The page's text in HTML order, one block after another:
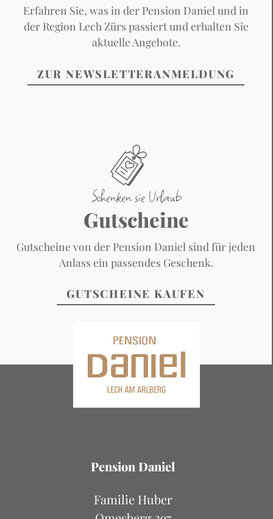
Erfahren Sie, was in der Pension Daniel und in
der Region Lech Zürs passiert und erhalten Sie
aktuelle Angebote.
ZUR NEWSLETTERANMELDUNG
Schenken sie Urlaub
Gutscheine
Gutscheine von der Pension Daniel sind für jeden
Anlass ein passendes Geschenk.
GUTSCHEINE KAUFEN
Pension Daniel
Familie Huber